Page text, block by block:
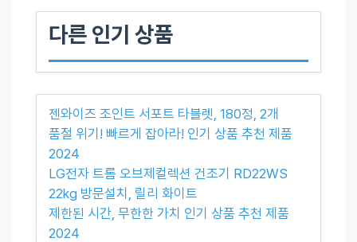
다른 인기 상품
젠와이즈 조인트 서포트 타블렛, 180정, 2개
품절 위기! 빠르게 잡아라! 인기 상품 추천 제품
2024
LG전자 트롬 오브제컬렉션 건조기 RD22WS
22kg 방문설치, 릴리 화이트
제한된 시간, 무한한 가치 인기 상품 추천 제품
2024